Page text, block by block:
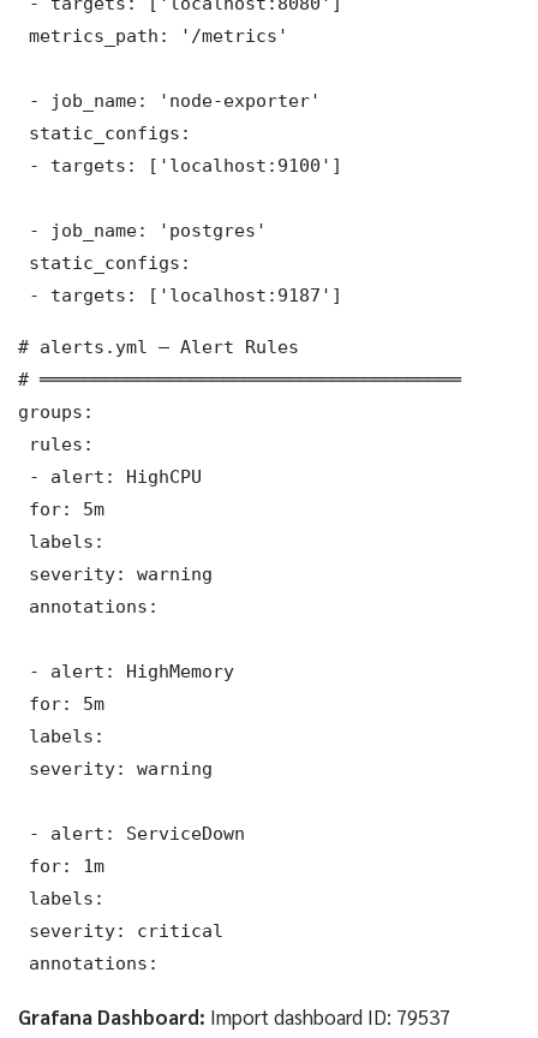
metrics_path: '/metrics'
- job_name: 'node-exporter'
static_configs:
- targets: ['localhost:9100']
- job_name: 'postgres'
static_configs:
- targets: ['localhost:9187']
# alerts.yml — Alert Rules
# ═══════════════════════════════════════
groups:
rules:
- alert: HighCPU
for: 5m
labels:
severity: warning
annotations:
- alert: HighMemory
for: 5m
labels:
severity: warning
- alert: ServiceDown
for: 1m
labels:
severity: critical
annotations:
Grafana Dashboard: Import dashboard ID: 79537